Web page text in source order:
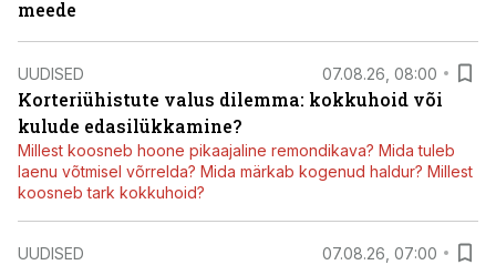
meede
UUDISED 07.08.26, 08:00
Korteriühistute valus dilemma: kokkuhoid või
kulude edasilükkamine?
Millest koosneb hoone pikaajaline remondikava? Mida tuleb
laenu võtmisel võrrelda? Mida märkab kogenud haldur? Millest
koosneb tark kokkuhoid?
UUDISED 07.08.26, 07:00